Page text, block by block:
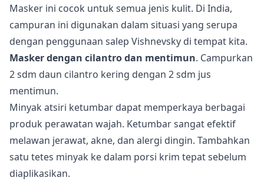
Masker ini cocok untuk semua jenis kulit. Di India,
campuran ini digunakan dalam situasi yang serupa
dengan penggunaan salep Vishnevsky di tempat kita.
Masker dengan cilantro dan mentimun. Campurkan
2 sdm daun cilantro kering dengan 2 sdm jus
mentimun.
Minyak atsiri ketumbar dapat memperkaya berbagai
produk perawatan wajah. Ketumbar sangat efektif
melawan jerawat, akne, dan alergi dingin. Tambahkan
satu tetes minyak ke dalam porsi krim tepat sebelum
diaplikasikan.